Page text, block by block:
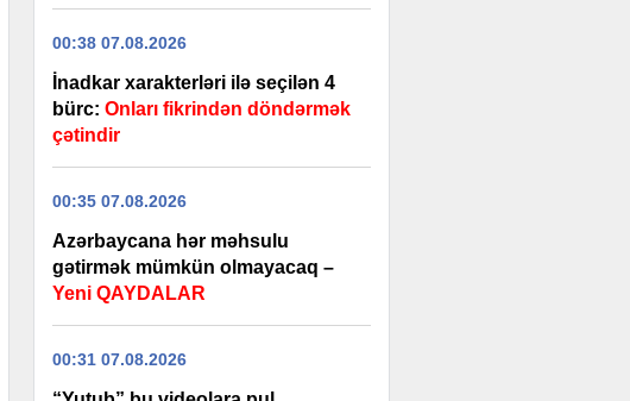
00:38 07.08.2026
İnadkar xarakterləri ilə seçilən 4
bürc: Onları fikrindən döndərmək
çətindir
00:35 07.08.2026
Azərbaycana hər məhsulu
gətirmək mümkün olmayacaq –
Yeni QAYDALAR
00:31 07.08.2026